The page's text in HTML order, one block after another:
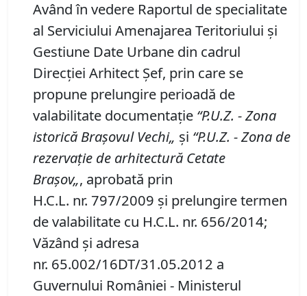
Având în vedere Raportul de specialitate
al Serviciului Amenajarea Teritoriului și
Gestiune Date Urbane din cadrul
Direcției Arhitect Șef, prin care se
propune prelungire perioadă de
valabilitate documentaţie “P.U.Z. - Zona
istorică Braşovul Vechi„ şi “P.U.Z. - Zona de
rezervaţie de arhitectură Cetate
Braşov„, aprobată prin
H.C.L. nr. 797/2009 şi prelungire termen
de valabilitate cu H.C.L. nr. 656/2014;
Văzând şi adresa
nr. 65.002/16DT/31.05.2012 a
Guvernului României - Ministerul